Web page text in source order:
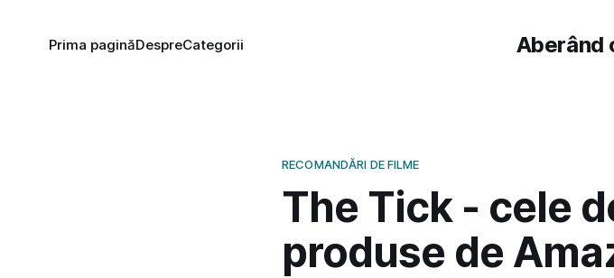
Aberând
Prima paginăDespreCategorii
RECOMANDĂRI DE FILME
The Tick - cele
produse de